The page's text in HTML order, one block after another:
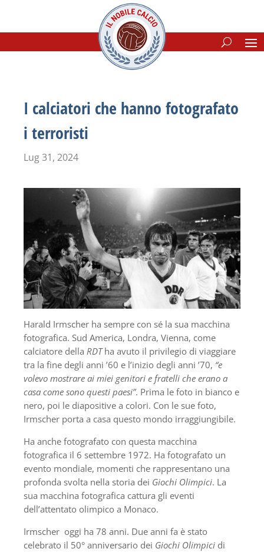
I calciatori che hanno fotografato
i terroristi
Lug 31, 2024
Harald Irmscher ha sempre con sé la sua macchina
fotografica. Sud America, Londra, Vienna, come
calciatore della RDTha avuto il privilegio di viaggiare
tra la fine degli anni ’60 e l’inizio degli anni ’70, “e
volevo mostrare ai miei genitori e fratelli che erano a
casa come sono questi paesi”. Prima le foto in bianco e
nero, poi le diapositive a colori. Con le sue foto,
Irmscher porta a casa questo mondo irraggiungibile.
Ha anche fotografato con questa macchina
fotografica il 6 settembre 1972. Ha fotografato un
evento mondiale, momenti che rappresentano una
profonda svolta nella storia dei Giochi Olimpici. La
sua macchina fotografica cattura gli eventi
dell’attentato olimpico a Monaco.
Irmscher oggi ha 78 anni. Due anni fa è stato
celebrato il 50° anniversario dei Giochi Olimpici di